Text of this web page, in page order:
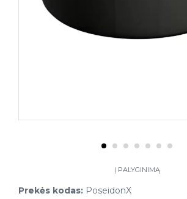
Į PALYGINIMĄ
Prekės kodas: PoseidonX